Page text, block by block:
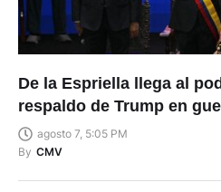
De la Espriella llega al
respaldo de Trump en
agosto 7, 5:05 PM
By CMV